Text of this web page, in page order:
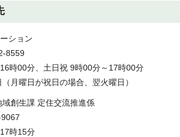
ション
8559
時00分、土日祝 9時00分～17時00分
月曜日が祝日の場合、翌火曜日）
創生課 定住交流推進係
時15分